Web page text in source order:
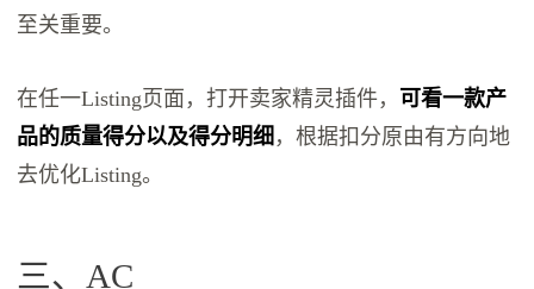
至关重要。
在任一Listing页面，打开卖家精灵插件， 可看一款产
品的质量得分以及得分明细 ，根据扣分原由有方向地
去优化Listing。
三、AC